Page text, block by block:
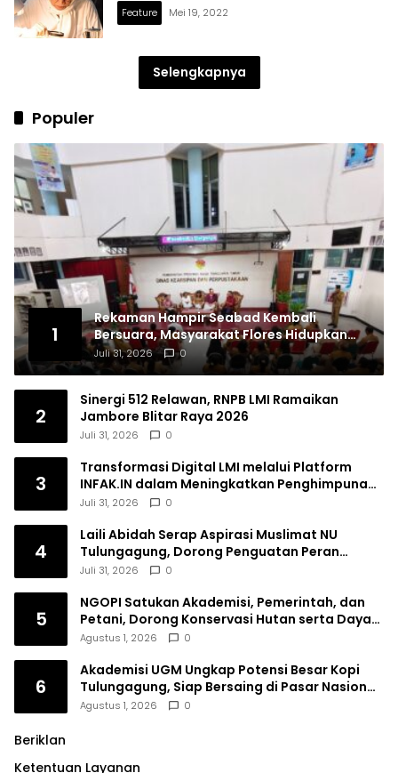
Feature Mei 19, 2022
Selengkapnya
Populer
1
Rekaman Hampir Seabad Kembali
Bersuara, Masyarakat Flores Hidupkan
Lagi Ingatan Leluhur
Juli 31, 2026 0
2
Sinergi 512 Relawan, RNPB LMI Ramaikan
Jambore Blitar Raya 2026
Juli 31, 2026 0
3
Transformasi Digital LMI melalui Platform
INFAK.IN dalam Meningkatkan Penghimpunan
Dana Filantropi Islam
Juli 31, 2026 0
4
Laili Abidah Serap Aspirasi Muslimat NU
Tulungagung, Dorong Penguatan Peran
Perempuan
Juli 31, 2026 0
5
NGOPI Satukan Akademisi, Pemerintah, dan
Petani, Dorong Konservasi Hutan serta Daya
Saing Kopi Tulungagung
Agustus 1, 2026 0
6
Akademisi UGM Ungkap Potensi Besar Kopi
Tulungagung, Siap Bersaing di Pasar Nasional
hingga Dunia
Agustus 1, 2026 0
Beriklan
Ketentuan Layanan